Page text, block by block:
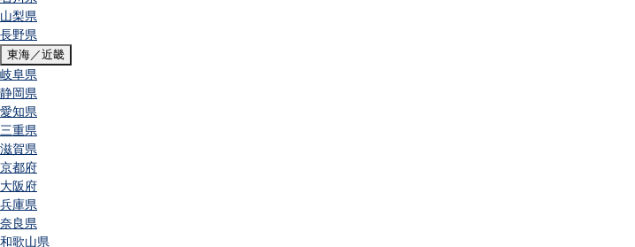
山梨県
長野県
東海／近畿
岐阜県
静岡県
愛知県
三重県
滋賀県
京都府
大阪府
兵庫県
奈良県
和歌山県